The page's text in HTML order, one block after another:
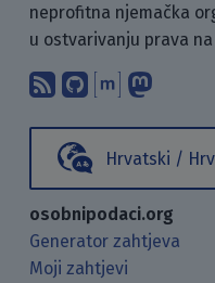
neprofitna njemačka
u ostvarivanju prava
Pretplati se
Pronađi
Hrvatski /
osobnipodaci.org
Generator zahtjeva
Moji zahtjevi